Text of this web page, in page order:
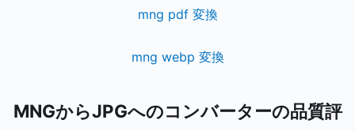
mng pdf 変換
mng webp 変換
MNGからJPGへのコンバーターの品質評